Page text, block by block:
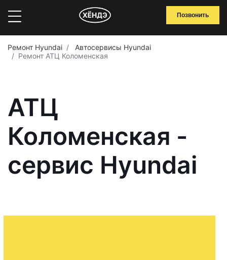
Позвонить
Ремонт Hyundai
Автосервисы Hyundai
Ремонт АТЦ Коломенская
АТЦ
Коломенская -
сервис Hyundai